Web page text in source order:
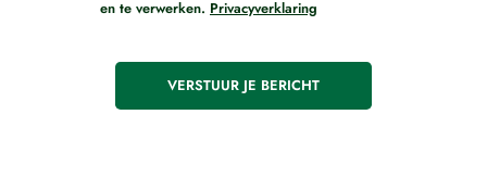
en te verwerken. Privacyverklaring